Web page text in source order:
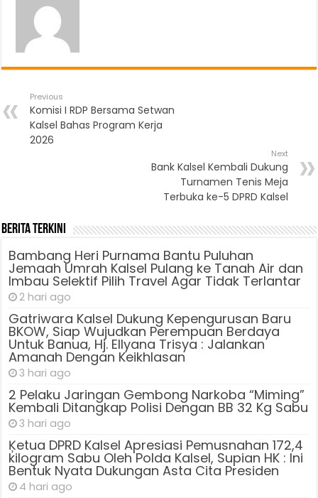
Previous
Komisi I RDP Bersama Setwan
Kalsel Bahas Program Kerja
2026
Next
Bank Kalsel Kembali Dukung
Turnamen Tenis Meja
Terbuka ke-5 DPRD Kalsel
Berita Terkini
Bambang Heri Purnama Bantu Puluhan
Jemaah Umrah Kalsel Pulang ke Tanah Air dan
Imbau Selektif Pilih Travel Agar Tidak Terlantar
2 hari ago
Gatriwara Kalsel Dukung Kepengurusan Baru
BKOW, Siap Wujudkan Perempuan Berdaya
Untuk Banua, Hj. Ellyana Trisya : Jalankan
Amanah Dengan Keikhlasan
3 hari ago
2 Pelaku Jaringan Gembong Narkoba “Miming”
Kembali Ditangkap Polisi Dengan BB 32 Kg Sabu
3 hari ago
Ķetua DPRD Kalsel Apresiasi Pemusnahan 172,4
kilogram Sabu Oleh Polda Kalsel, Supian HK : Ini
Bentuk Nyata Dukungan Asta Cita Presiden
4 hari ago